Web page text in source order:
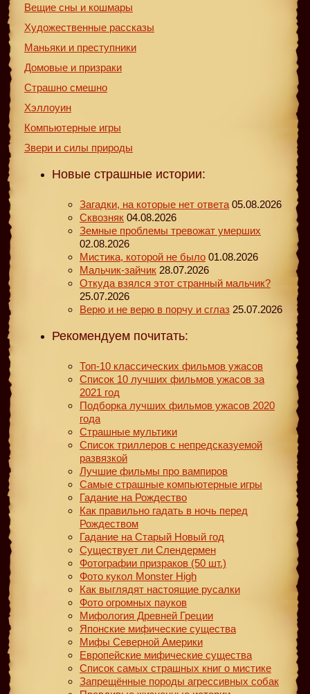
Вещие сны и кошмары
Художественные рассказы
Маньяки и преступники
Домовые и призраки
Страшно смешно
Хэллоуин
Компьютерные игры
Звери и силы природы
Новые страшные истории:
Загадки, на которые нет ответа 05.08.2026
Сквозняк 04.08.2026
Земные проблемы тревожат умерших
02.08.2026
Мистика, которой не было 01.08.2026
Мальчик-зайчик 28.07.2026
Откуда взялся этот странный мальчик?
25.07.2026
Верю и не верю в порчу и сглаз 25.07.2026
Рекомендуем почитать:
Топ-10 классических фильмов ужасов
Список 10 лучших фильмов ужасов за
2021 год
Подборка лучших фильмов ужасов 2020
года
Страшные мультики
Список триллеров с непредсказуемой
развязкой
Лучшие фильмы про вампиров
Самые страшные компьютерные игры
Гадание на Рождество
Как правильно гадать в ночь перед
Рождеством
Гадание на Старый Новый год
Существует ли Слендермен
Фотографии призраков (50 шт.)
Фото кукол Monster High
Как выглядят настоящие русалки
Фото огромных пауков
Мифология Древней Греции
Японские мифические существа
Мифы Северной Америки
Европейские мифические существа
Список самых страшных книг о мистике
Запрещённые породы агрессивных собак